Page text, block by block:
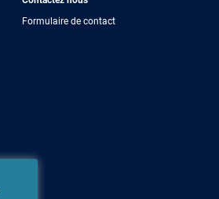
Formulaire de contact